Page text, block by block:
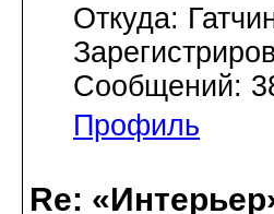
Откуда:
Сообщений:
Профиль
Re: